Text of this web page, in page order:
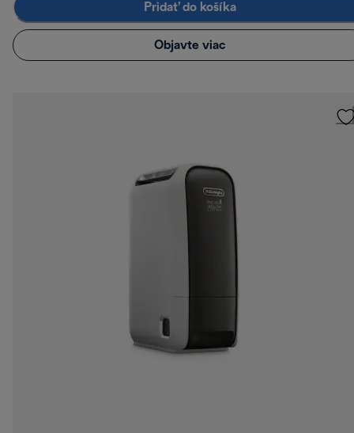
Pridať do košíka
Objavte viac